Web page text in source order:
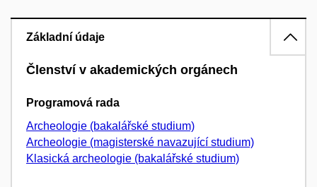
Základní údaje
Členství v akademických orgánech
Programová rada
Archeologie (bakalářské studium)
Archeologie (magisterské navazující studium)
Klasická archeologie (bakalářské studium)